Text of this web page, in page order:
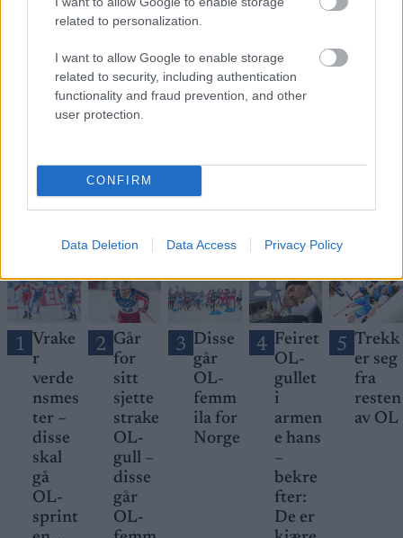
related to personalization.
I want to allow Google to enable storage
related to security, including authentication
functionality and fraud prevention, and other
user protection.
CONFIRM
Data Deletion Data Access Privacy Policy
Meld deg på vårt nyhetsbrev
MEST LEST
1 Vrake
r
verde
nsmes
ter –
disse
skal
gå
OL-
sprint
2 Går
for
sitt
sjette
strake
OL-
gull –
disse
går
OL-
3 Disse
går
OL-
femm
ila for
Norge
4 Feiret
OL-
gullet
i
armen
e hans
–
bekre
fter:
De er
5 Trekk
er seg
fra
resten
av OL